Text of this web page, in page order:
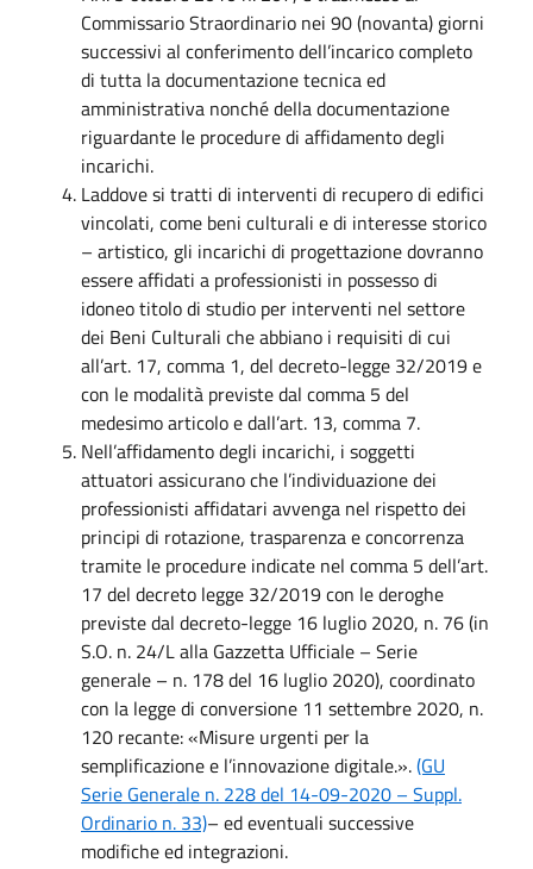
Commissario Straordinario nei 90 (novanta) giorni
successivi al conferimento dell’incarico completo
di tutta la documentazione tecnica ed
amministrativa nonché della documentazione
riguardante le procedure di affidamento degli
incarichi.
Laddove si tratti di interventi di recupero di edifici
vincolati, come beni culturali e di interesse storico
– artistico, gli incarichi di progettazione dovranno
essere affidati a professionisti in possesso di
idoneo titolo di studio per interventi nel settore
dei Beni Culturali che abbiano i requisiti di cui
all’art. 17, comma 1, del decreto-legge 32/2019 e
con le modalità previste dal comma 5 del
medesimo articolo e dall’art. 13, comma 7.
Nell’affidamento degli incarichi, i soggetti
attuatori assicurano che l’individuazione dei
professionisti affidatari avvenga nel rispetto dei
principi di rotazione, trasparenza e concorrenza
tramite le procedure indicate nel comma 5 dell’art.
17 del decreto legge 32/2019 con le deroghe
previste dal decreto-legge 16 luglio 2020, n. 76 (in
S.O. n. 24/L alla Gazzetta Ufficiale – Serie
generale – n. 178 del 16 luglio 2020), coordinato
con la legge di conversione 11 settembre 2020, n.
120 recante: «Misure urgenti per la
semplificazione e l’innovazione digitale.».(GU
Serie Generale n. 228 del 14-09-2020 – Suppl.
Ordinario n. 33)– ed eventuali successive
modifiche ed integrazioni.